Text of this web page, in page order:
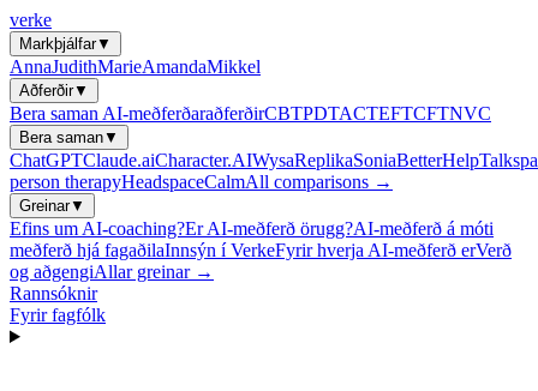
verke
Markþjálfar▼
AnnaJudithMarieAmandaMikkel
Aðferðir▼
Bera saman AI-meðferðaraðferðirCBTPDTACTEFTCFTNVC
Bera saman▼
ChatGPTClaude.aiCharacter.AIWysaReplikaSoniaBetterHelp
person therapyHeadspaceCalmAll comparisons →
Greinar▼
Efins um AI-coaching?Er AI-meðferð örugg?AI-meðferð á móti
meðferð hjá fagaðilaInnsýn í VerkeFyrir hverja AI-meðferð erVerð
og aðgengiAllar greinar →
Rannsóknir
Fyrir fagfólk